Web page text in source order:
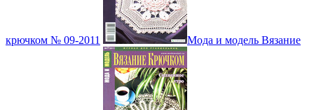
крючком № 09-2011 Мода и модель Вязание